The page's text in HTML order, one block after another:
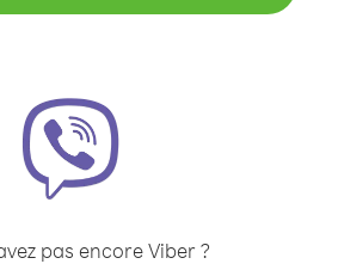
pas encore Viber ?